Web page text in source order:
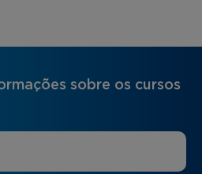
sobre os cursos